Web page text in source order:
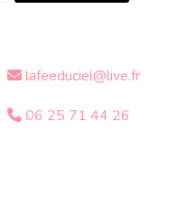
lafeeduciel@live.fr
06 25 71 44 26